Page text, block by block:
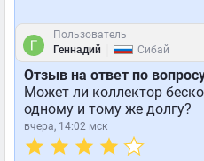
Пользователь
Геннадий
Сибай
Отзыв на ответ по
Может ли коллектор
одному и тому же долгу?
вчера, 14:02 мск